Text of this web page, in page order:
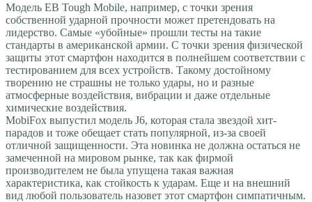
Модель EB Tough Mobile, например, с точки зрения
собственной ударной прочности может претендовать на
лидерство. Самые «убойные» прошли тесты на такие
стандарты в американской армии. С точки зрения физической
защиты этот смартфон находится в полнейшем соответствии с
тестированием для всех устройств. Такому достойному
творению не страшны не только удары, но и разные
атмосферные воздействия, вибрации и даже отдельные
химические воздействия.
MobiFox выпустил модель J6, которая стала звездой хит-
парадов и тоже обещает стать популярной, из-за своей
отличной защищенности. Эта новинка не должна остаться не
замеченной на мировом рынке, так как фирмой
производителем не была упущена такая важная
характеристика, как стойкость к ударам. Еще и на внешний
вид любой пользователь назовет этот смартфон симпатичным.